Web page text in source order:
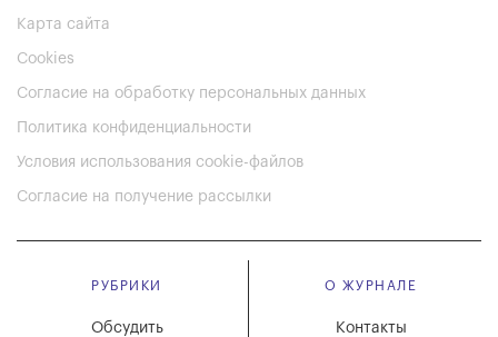
Карта сайта
Cookies
Согласие на обработку персональных данных
Политика конфиденциальности
Условия использования cookie-файлов
Согласие на получение рассылки
РУБРИКИ
Обсудить
О ЖУРНАЛЕ
Контакты